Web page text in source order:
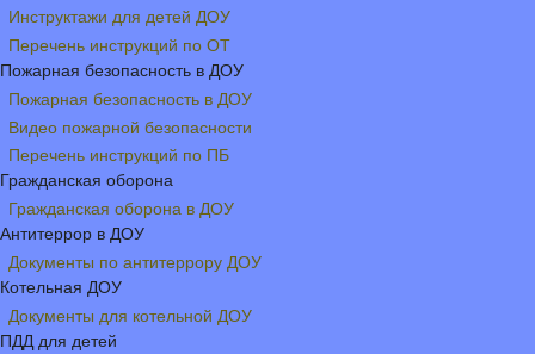
Инструктажи для детей ДОУ
Перечень инструкций по ОТ
Пожарная безопасность в ДОУ
Пожарная безопасность в ДОУ
Видео пожарной безопасности
Перечень инструкций по ПБ
Гражданская оборона
Гражданская оборона в ДОУ
Антитеррор в ДОУ
Документы по антитеррору ДОУ
Котельная ДОУ
Документы для котельной ДОУ
ПДД для детей